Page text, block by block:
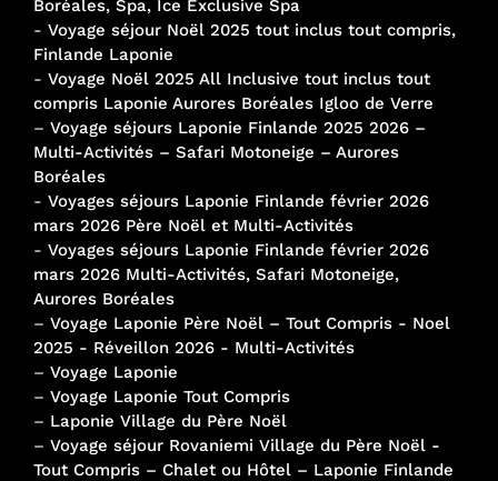
Boréales, Spa, Ice Exclusive Spa
- Voyage séjour Noël 2025 tout inclus tout compris,
Finlande Laponie
- Voyage Noël 2025 All Inclusive tout inclus tout
compris Laponie Aurores Boréales Igloo de Verre
– Voyage séjours Laponie Finlande 2025 2026 –
Multi-Activités – Safari Motoneige – Aurores
Boréales
- Voyages séjours Laponie Finlande février 2026
mars 2026 Père Noël et Multi-Activités
- Voyages séjours Laponie Finlande février 2026
mars 2026 Multi-Activités, Safari Motoneige,
Aurores Boréales
– Voyage Laponie Père Noël – Tout Compris - Noel
2025 - Réveillon 2026 - Multi-Activités
– Voyage Laponie
– Voyage Laponie Tout Compris
– Laponie Village du Père Noël
– Voyage séjour Rovaniemi Village du Père Noël -
Tout Compris – Chalet ou Hôtel – Laponie Finlande